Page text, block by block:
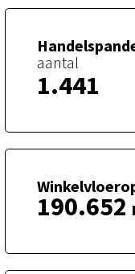
aantal
1.441
190.652